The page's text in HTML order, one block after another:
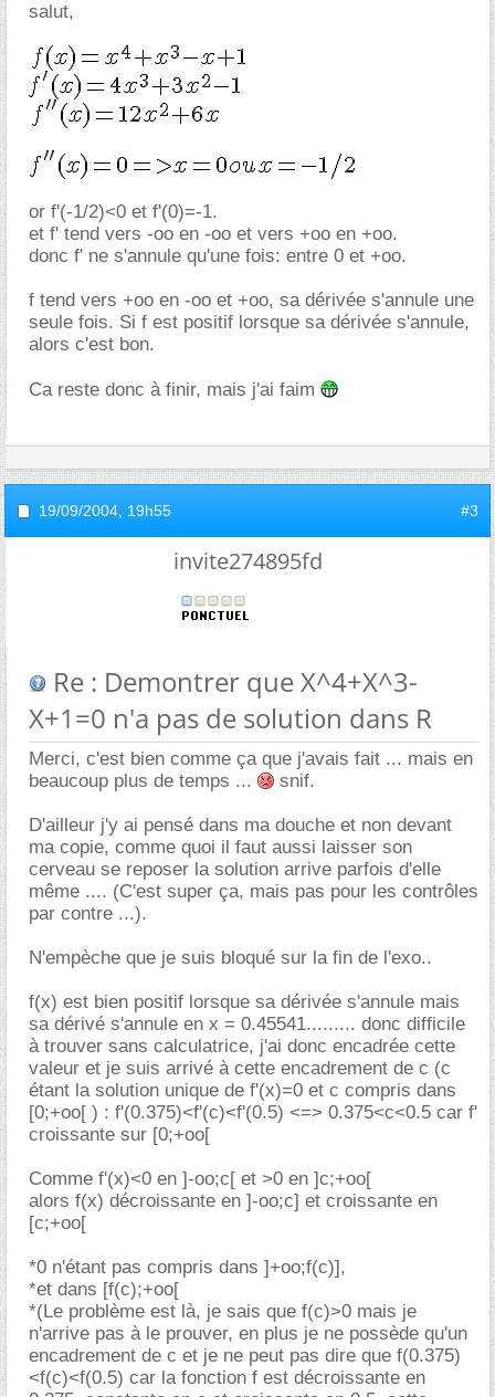
salut,
or f'(-1/2)<0 et f'(0)=-1.
et f' tend vers -oo en -oo et vers +oo en +oo.
donc f' ne s'annule qu'une fois: entre 0 et +oo.
f tend vers +oo en -oo et +oo, sa dérivée s'annule une
seule fois. Si f est positif lorsque sa dérivée s'annule,
alors c'est bon.
Ca reste donc à finir, mais j'ai faim
19/09/2004, 19h55 #3
invite274895fd
Re : Demontrer que X^4+X^3-
X+1=0 n'a pas de solution dans R
Merci, c'est bien comme ça que j'avais fait ... mais en
beaucoup plus de temps ...
snif.
D'ailleur j'y ai pensé dans ma douche et non devant
ma copie, comme quoi il faut aussi laisser son
cerveau se reposer la solution arrive parfois d'elle
même .... (C'est super ça, mais pas pour les contrôles
par contre ...).
N'empèche que je suis bloqué sur la fin de l'exo..
f(x) est bien positif lorsque sa dérivée s'annule mais
sa dérivé s'annule en x = 0.45541......... donc difficile
à trouver sans calculatrice, j'ai donc encadrée cette
valeur et je suis arrivé à cette encadrement de c (c
étant la solution unique de f'(x)=0 et c compris dans
[0;+oo[ ) : f'(0.375)<f'(c)<f'(0.5) <=> 0.375<c<0.5 car f'
croissante sur [0;+oo[
Comme f'(x)<0 en ]-oo;c[ et >0 en ]c;+oo[
alors f(x) décroissante en ]-oo;c] et croissante en
[c;+oo[
*0 n'étant pas compris dans ]+oo;f(c)],
*et dans [f(c);+oo[
*(Le problème est là, je sais que f(c)>0 mais je
n'arrive pas à le prouver, en plus je ne possède qu'un
encadrement de c et je ne peut pas dire que f(0.375)
<f(c)<f(0.5) car la fonction f est décroissante en